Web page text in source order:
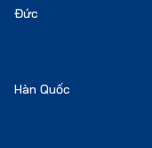
Đức
Hàn Quốc